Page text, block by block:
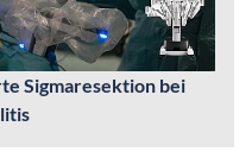
Sigmaresektion bei